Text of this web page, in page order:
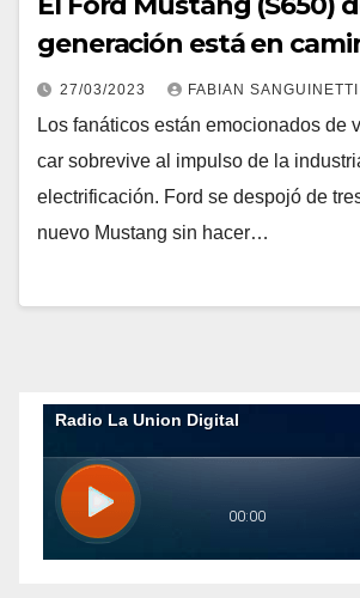
generación está en
27/03/2023 FABIAN SANGUINETTI
Los fanáticos están emocionados de
car sobrevive al impulso de la
electrificación. Ford se despojó de
nuevo Mustang sin hacer…